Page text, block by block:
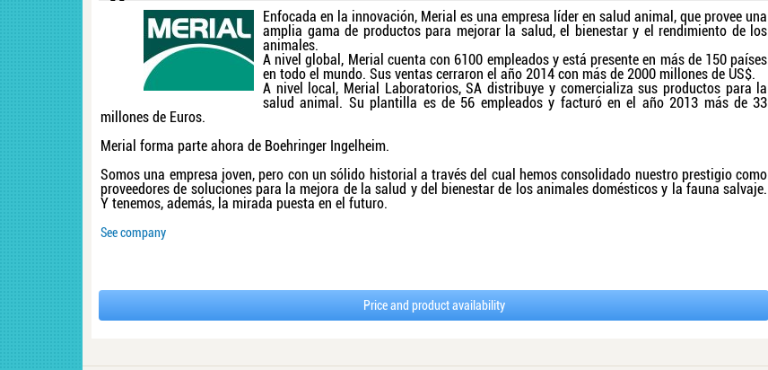
Enfocada en la innovación, Merial es una empresa líder en salud animal, que provee una
amplia gama de productos para mejorar la salud, el bienestar y el rendimiento de los
animales.
A nivel global, Merial cuenta con 6100 empleados y está presente en más de 150 países
en todo el mundo. Sus ventas cerraron el año 2014 con más de 2000 millones de US$.
A nivel local, Merial Laboratorios, SA distribuye y comercializa sus productos para la
salud animal. Su plantilla es de 56 empleados y facturó en el año 2013 más de 33
millones de Euros.
Merial forma parte ahora de Boehringer Ingelheim.
Somos una empresa joven, pero con un sólido historial a través del cual hemos consolidado nuestro prestigio como
proveedores de soluciones para la mejora de la salud y del bienestar de los animales domésticos y la fauna salvaje.
Y tenemos, además, la mirada puesta en el futuro.
See company
Price and product availability